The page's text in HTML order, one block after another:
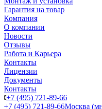
Гарантия на товар
Компания
О компании
Новости
Отзывы
Работа и Карьера
Контакты
Лицензии
Документы
Контакты
+7 (495) 721-89-66
+7 (495) 721-89-66Москва